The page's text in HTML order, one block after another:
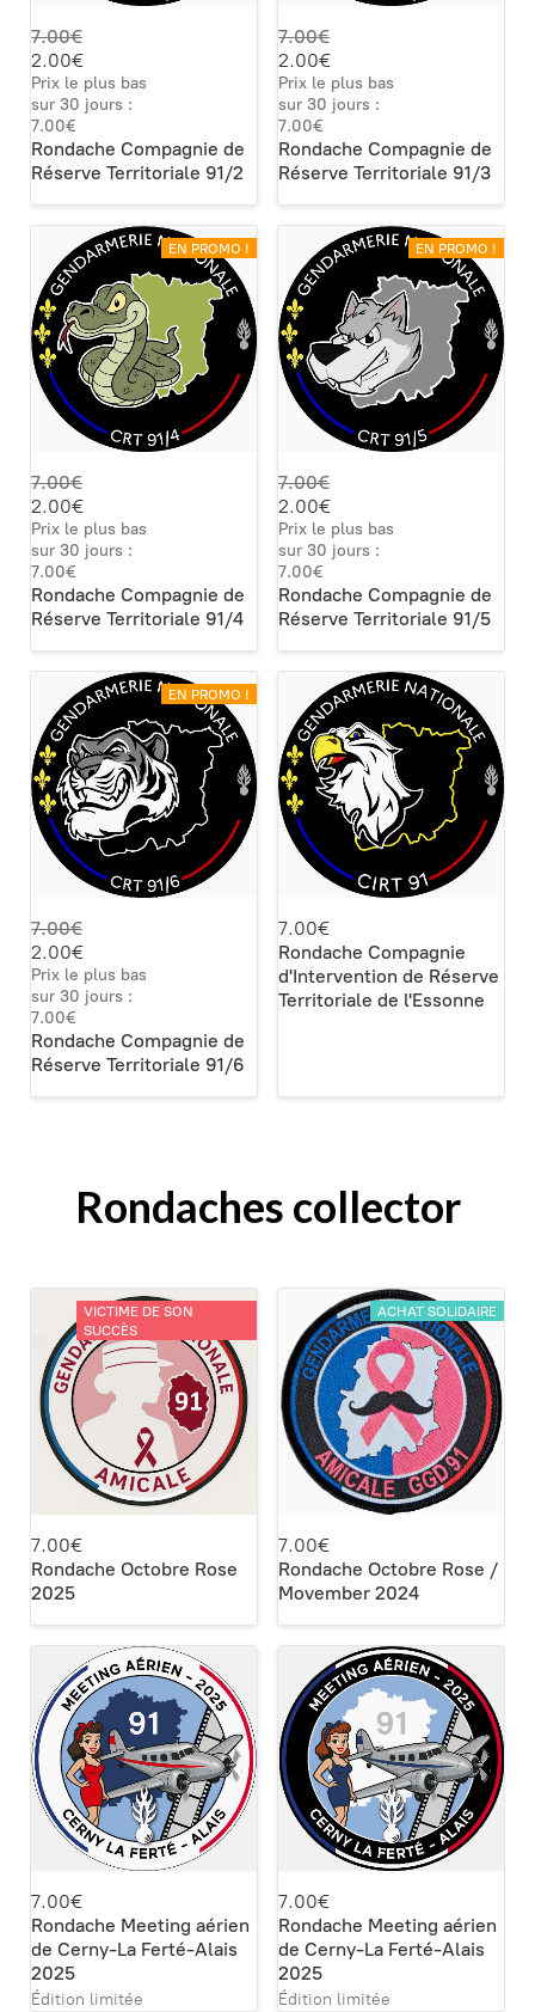
7.00€
2.00€
Prix le plus bas
sur 30 jours :
7.00€
Rondache Compagnie de
Réserve Territoriale 91/2
7.00€
2.00€
Prix le plus bas
sur 30 jours :
7.00€
Rondache Compagnie de
Réserve Territoriale 91/3
EN PROMO !
7.00€
2.00€
Prix le plus bas
sur 30 jours :
7.00€
Rondache Compagnie de
Réserve Territoriale 91/4
EN PROMO !
7.00€
2.00€
Prix le plus bas
sur 30 jours :
7.00€
Rondache Compagnie de
Réserve Territoriale 91/5
EN PROMO !
7.00€
2.00€
Prix le plus bas
sur 30 jours :
7.00€
Rondache Compagnie de
Réserve Territoriale 91/6
7.00€
Rondache Compagnie
d'Intervention de Réserve
Territoriale de l'Essonne
Rondaches collector
VICTIME DE SON
SUCCÈS
7.00€
Rondache Octobre Rose
2025
ACHAT SOLIDAIRE
7.00€
Rondache Octobre Rose /
Movember 2024
7.00€
Rondache Meeting aérien
de Cerny-La Ferté-Alais
2025
Édition limitée
7.00€
Rondache Meeting aérien
de Cerny-La Ferté-Alais
2025
Édition limitée